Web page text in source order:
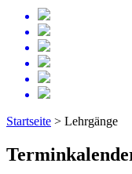
Startseite > Lehrgänge